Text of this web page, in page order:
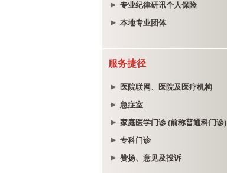
专业纪律研讯个人保险
本地专业团体
服务捷径
医院联网、医院及医疗机构
急症室
家庭医学门诊 (前称普通科门诊)
专科门诊
赞扬、意见及投诉